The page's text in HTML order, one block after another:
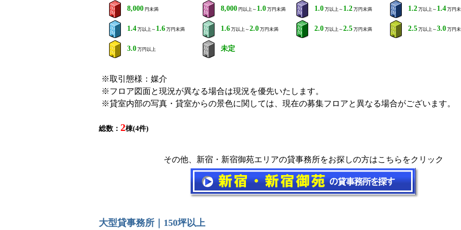
8,000 円未満 8,000 円以上～ 1.0 万円未満 1.0 万以上～ 1.2 万円未満 1.2 万以上～ 1.4 万円
1.4 万以上～ 1.6 万円未満 1.6 万以上～ 2.0 万円未満 2.0 万以上～ 2.5 万円未満 2.5 万以上～ 3.0 万円
3.0 万円以上 未定
※取引態様：媒介
※フロア図面と現況が異なる場合は現況を優先いたします。
※貸室内部の写真・貸室からの景色に関しては、現在の募集フロアと異なる場合がございます。
総数： 2棟(4件)
その他、新宿・新宿御苑エリアの貸事務所をお探しの方はこちらをクリック
大型貸事務所｜150坪以上